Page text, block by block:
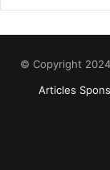
© Copyright
Articles